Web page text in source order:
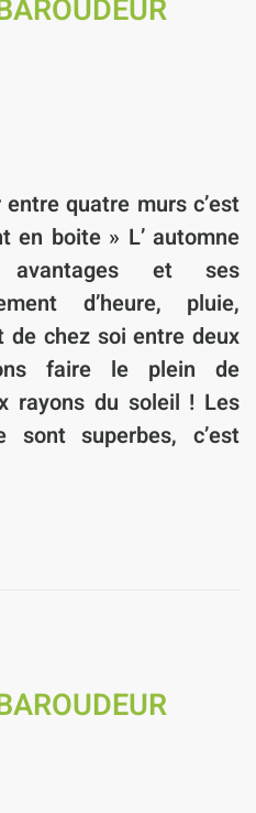
quatre murs c’est
en boite » L’ automne
et ses
d’heure, pluie,
chez soi entre deux
faire le plein de
rayons du soleil ! Les
superbes, c’est